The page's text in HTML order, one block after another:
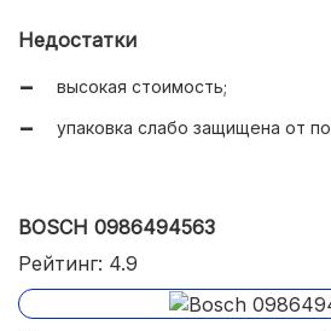
Недостатки
высокая стоимость;
упаковка слабо защищена от
BOSCH 0986494563
Рейтинг: 4.9